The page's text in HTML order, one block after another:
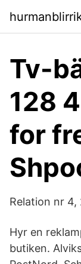
Tv-
128
for
Relation nr 4,
Hyr en
butiken.